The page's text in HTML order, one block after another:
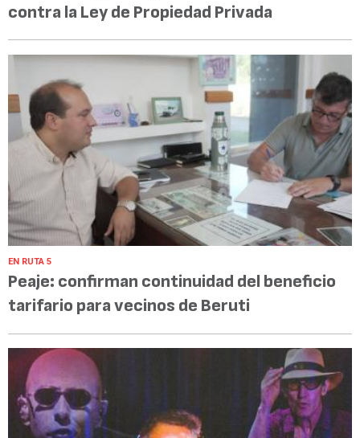
contra la Ley de Propiedad Privada
EN RUTA 5
Peaje: confirman continuidad del beneficio
tarifario para vecinos de Beruti